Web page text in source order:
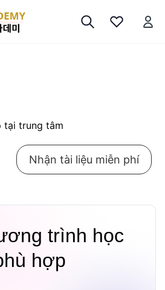
tại trung tâm
Nhận tài liệu miễn phí
trình học
hợp